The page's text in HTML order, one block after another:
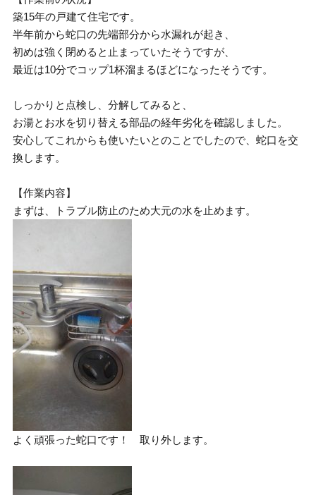
築15年の戸建て住宅です。
半年前から蛇口の先端部分から水漏れが起き、
初めは強く閉めると止まっていたそうですが、
最近は10分でコップ1杯溜まるほどになったそうです。
しっかりと点検し、分解してみると、
お湯とお水を切り替える部品の経年劣化を確認しました。
安心してこれからも使いたいとのことでしたので、蛇口を交
換します。
【作業内容】
まずは、トラブル防止のため大元の水を止めます。
よく頑張った蛇口です！ 取り外します。